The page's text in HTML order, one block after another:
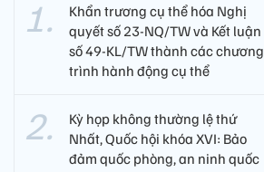
Khẩn trương cụ thể hóa Nghị
quyết số 23-NQ/TW và Kết luận
số 49-KL/TW thành các chương
trình hành động cụ thể
Kỳ họp không thường lệ thứ
Nhất, Quốc hội khóa XVI: Bảo
đảm quốc phòng, an ninh quốc